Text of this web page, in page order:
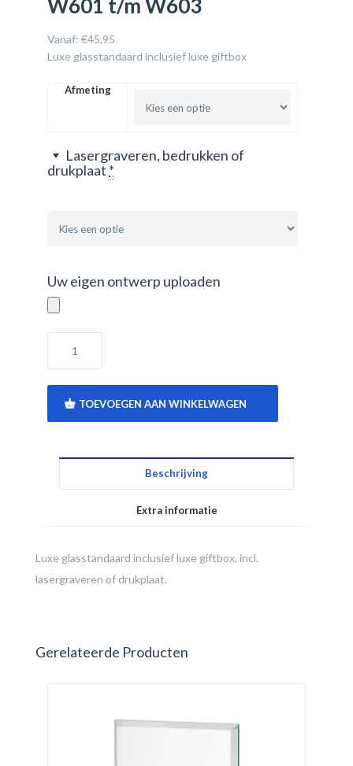
W601 t/m W603
Vanaf: €45,95
Luxe glasstandaard inclusief luxe giftbox
Afmeting
Lasergraveren, bedrukken of
drukplaat *
Uw eigen ontwerp uploaden
TOEVOEGEN AAN WINKELWAGEN
Beschrijving
Extra informatie
Luxe glasstandaard inclusief luxe giftbox, incl.
lasergraveren of drukplaat.
Gerelateerde Producten